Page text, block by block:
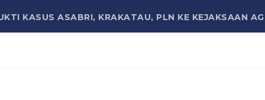
KASUS ASABRI, KRAKATAU, PLN KE KEJAKSAAN